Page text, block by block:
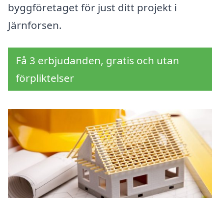
byggföretaget för just ditt projekt i
Järnforsen.
Få 3 erbjudanden, gratis och utan
förpliktelser